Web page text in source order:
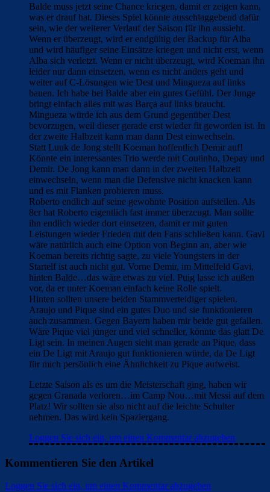
Balde muss jetzt seine Chance kriegen, damit er zeigen kann,
was er drauf hat. Dieses Spiel könnte ausschlaggebend dafür
sein, wie der weiterer Verlauf der Saison für ihn aussieht.
Wenn er überzeugt, wird er endgültig der Backup für Alba
und wird häufiger seine Einsätze kriegen und nicht erst, wenn
Alba sich verletzt. Wenn er nicht überzeugt, wird Koeman ihn
leider nur dann einsetzen, wenn es nicht anders geht und
weiter auf C-Lösungen wie Dest und Mingueza auf links
bauen. Ich habe bei Balde aber ein gutes Gefühl. Der Junge
bringt einfach alles mit was Barça auf links braucht.
Mingueza würde ich aus dem Grund gegenüber Dest
bevorzugen, weil dieser gerade erst wieder fit geworden ist. In
der zweite Halbzeit kann man dann Dest einwechseln.
Statt Luuk de Jong stellt Koeman hoffentlich Demir auf!
Könnte ein interessantes Trio werde mit Coutinho, Depay und
Demir. De Jong kann man dann in der zweiten Halbzeit
einwechseln, wenn man die Defensive nicht knacken kann
und es mit Flanken probieren muss.
Roberto endlich auf seine gewohnte Position aufstellen. Als
8er hat Roberto eigentlich fast immer überzeugt. Man sollte
ihn endlich wieder dort einsetzen, damit er mit guten
Leistungen wieder Frieden mit den Fans schließen kann. Gavi
wäre natürlich auch eine Option von Beginn an, aber wie
Koeman bereits richtig sagte, zu viele Youngsters in der
Startelf ist auch nicht gut. Vorne Demir, im Mittelfeld Gavi,
hinten Balde…das wäre etwas zu viel. Puig lasse ich außen
vor, da er unter Koeman einfach keine Rolle spielt.
Hinten sollten unsere beiden Stammverteidiger spielen.
Araujo und Pique sind ein gutes Duo und sie funktionieren
auch zusammen. Gegen Bayern haben mir beide gut gefallen.
Wäre Pique viel jünger und viel schneller, könnte das glatt De
Ligt sein. In meinen Augen sieht man gerade an Pique, dass
ein De Ligt mit Araujo gut funktionieren würde, da De Ligt
für mich persönlich eine Ähnlichkeit zu Pique aufweist.
Letzte Saison als es um die Meisterschaft ging, haben wir
gegen Granada verloren…im Camp Nou…mit Messi auf dem
Platz! Wir sollten sie also nicht auf die leichte Schulter
nehmen. Das wird kein Spaziergang.
Loggen Sie sich ein, um einen Kommentar abzugeben
Kommentieren Sie den Artikel
Loggen Sie sich ein, um einen Kommentar abzugeben